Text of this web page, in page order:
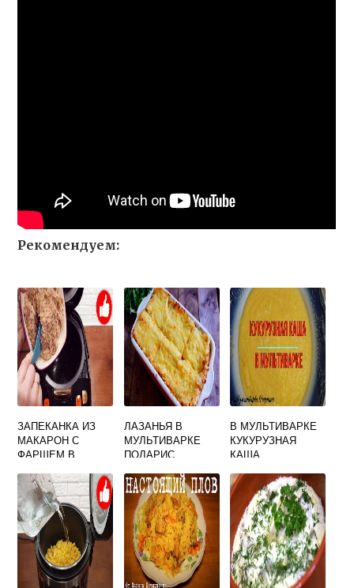
Рекомендуем:
ЗАПЕКАНКА ИЗ
МАКАРОН С
ФАРШЕМ В
ЛАЗАНЬЯ В
МУЛЬТИВАРКЕ
ПОЛАРИС
В МУЛЬТИВАРКЕ
КУКУРУЗНАЯ
КАША